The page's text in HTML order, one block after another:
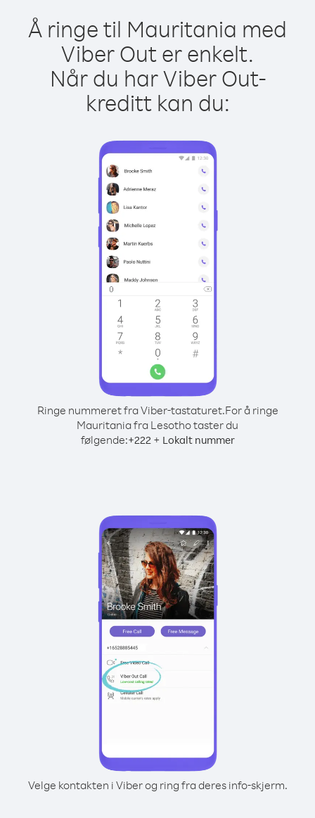
Å ringe til Mauritania med
Viber Out er enkelt.
Når du har Viber Out-
kreditt kan du:
Ringe nummeret fra Viber-tastaturet.For å ringe
Mauritania fra Lesotho taster du
følgende:+222+ Lokalt nummer
Velge kontakten i Viber og ring fra deres info-skjerm.